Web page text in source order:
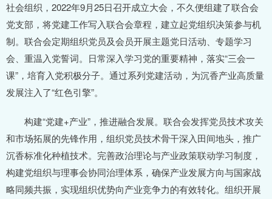
社会组织，2022年9月25日召开成立大会，不久便组建了联合会
党支部，将党建工作写入联合会章程，建立起党组织决策参与机
制。联合会定期组织党员及会员开展主题党日活动、专题学习
会、重温入党誓词。日常深入学习党的重要精神，落实“三会一
课”，培育入党积极分子。通过系列党建活动，为沉香产业高质量
发展注入了“红色引擎”。
构建“党建+产业”，推进融合发展。联合会发挥党员技术攻关
和市场拓展的先锋作用，组织党员技术骨干深入田间地头，推广
沉香标准化种植技术。完善政治理论与产业政策联动学习制度，
构建党组织与理事会协同治理体系，确保产业发展方向与国家战
略同频共振，实现组织优势向产业竞争力的有效转化。组织开展